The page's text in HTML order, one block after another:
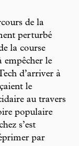
de la
perturbé
la course
empêcher le
d’arriver à
le
au travers
populaire
s’est
par